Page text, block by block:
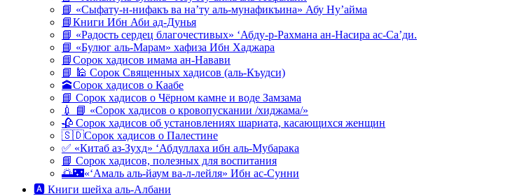
📘 «Сыфату-н-нифакъ ва на’ту аль-мунафикъина» Абу Ну’айма
📘Книги Ибн Аби ад-Дунья
📘 «Радость сердец благочестивых» ‘Абду-р-Рахмана ан-Насира ас-Са’ди.
📘 «Булюг аль-Марам» хафиза Ибн Хаджара
📘Сорок хадисов имама ан-Навави
📘 🕌 Сорок Священных хадисов (аль-Къудси)
🕋Сорок хадисов о Каабе
📘 Сорок хадисов о Чёрном камне и воде Замзама
💉 📘 «Сорок хадисов о кровопускании /хиджама/»
🥀 Сорок хадисов об установлениях шариата, касающихся женщин
🇸🇩Сорок хадисов о Палестине
✅ «Китаб аз-Зухд» ‘Абдуллаха ибн аль-Мубарака
📘 Сорок хадисов, полезных для воспитания
🌅🌃«‘Амаль аль-йаум ва-л-лейля» Ибн ас-Сунни
🅰 Книги шейха аль-Албани